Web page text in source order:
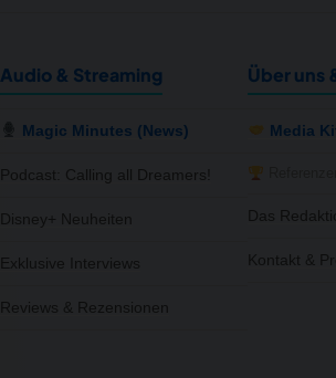
Audio & Streaming
Magic Minutes (News)
Podcast: Calling all Dreamers!
Disney+ Neuheiten
Exklusive Interviews
Reviews & Rezensionen
Über uns
Media
Das
Kontakt &